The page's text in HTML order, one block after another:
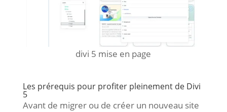
divi 5 mise en page
Les prérequis pour profiter pleinement de Divi
5
Avant de migrer ou de créer un nouveau site